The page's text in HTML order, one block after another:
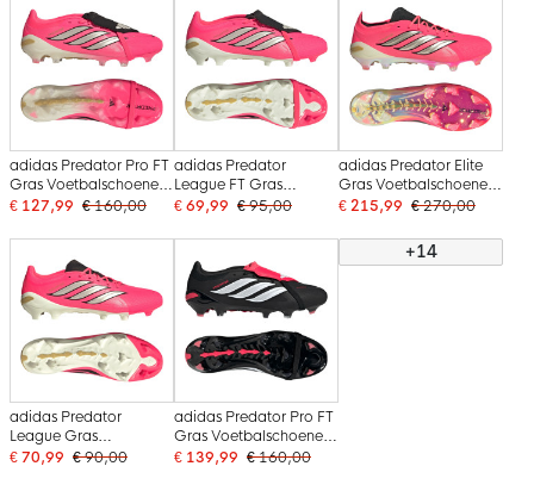
adidas Predator Pro FT
Gras Voetbalschoenen
(FG) Felroze Zilvergrijs
€ 127,99 € 160,00
adidas Predator
League FT Gras
Voetbalschoenen (FG)
Goud
€ 69,99 € 95,00
adidas Predator Elite
Gras Voetbalschoenen
(FG) Felroze Zilvergrijs
€ 215,99 € 270,00
adidas Predator
League Gras
Voetbalschoenen (FG)
€ 70,99 € 90,00
adidas Predator Pro FT
Gras Voetbalschoenen
(FG) Zwart Wit Rood
€ 139,99 € 160,00
+14